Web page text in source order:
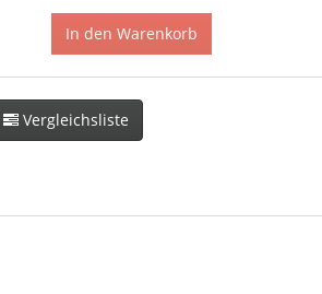
In den Warenkorb
Vergleichsliste